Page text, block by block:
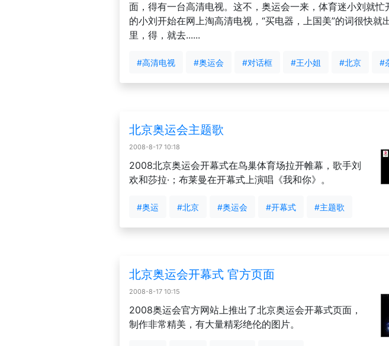
面，得有一台高清电视。这不，奥运会一来，体育迷小刘就忙
的小刘开始在网上淘高清电视，“买电器，上国美”的词很快就
里，得，就去......
#高清电视 #奥运会 #对话框 #王小姐 #北京 #
北京奥运会主题歌
2008-8-17 10:18
2008北京奥运会开幕式在鸟巢体育场拉开帷幕，歌手刘
欢和莎拉·；布莱曼在开幕式上演唱《我和你》。
#奥运 #北京 #奥运会 #开幕式 #主题歌
北京奥运会开幕式 官方页面
2008-8-17 10:15
2008奥运会官方网站上推出了北京奥运会开幕式页面，
制作非常精美，有大量精彩绝伦的图片。